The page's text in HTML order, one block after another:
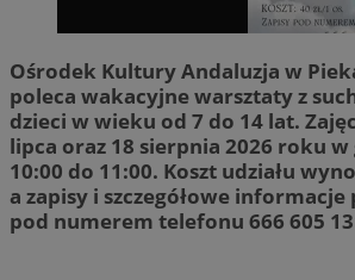
Ośrodek Kultury Andaluzja w
poleca wakacyjne warsztaty z
dzieci w wieku od 7 do 14 lat.
lipca oraz 18 sierpnia 2026 roku
10:00 do 11:00. Koszt udziału
a zapisy i szczegółowe
pod numerem telefonu 666 605